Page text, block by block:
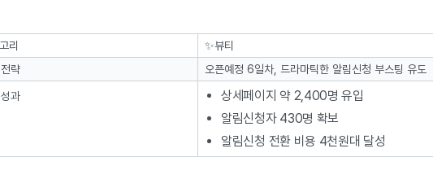
리
✨뷰티
략
오픈예정 6일차, 드라마틱한 알림신청 부스팅 유도
과
상세페이지 약 2,400명 유입
알림신청자 430명 확보
알림신청 전환 비용 4천원대 달성